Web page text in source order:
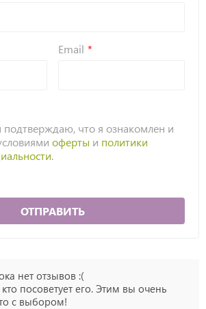
Email
что я ознакомлен и
оферты и политики
.
ОТПРАВИТЬ
нет отзывов :(
посоветует его. Этим вы очень
с выбором!